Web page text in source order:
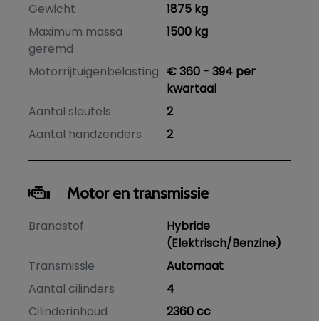
Gewicht
1875 kg
Maximum massa
geremd
1500 kg
Motorrijtuigenbelasting € 360 - 394 per
kwartaal
Aantal sleutels
2
Aantal handzenders
2
Motor en transmissie
Brandstof
Hybride
(Elektrisch/Benzine)
Transmissie
Automaat
Aantal cilinders
4
Cilinderinhoud
2360 cc